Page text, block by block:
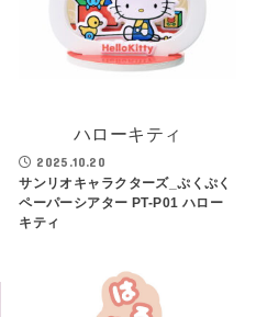
ハローキティ
2025.10.20
サンリオキャラクターズ_ぷくぷく
ペーパーシアター PT-P01 ハロー
キティ